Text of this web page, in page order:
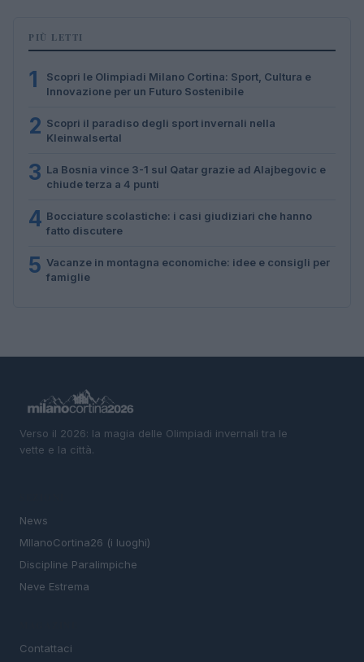
PIÙ LETTI
1
Scopri le Olimpiadi Milano Cortina: Sport, Cultura e
Innovazione per un Futuro Sostenibile
2 Scopri il paradiso degli sport invernali nella
Kleinwalsertal
3 La Bosnia vince 3-1 sul Qatar grazie ad Alajbegovic e
chiude terza a 4 punti
4 Bocciature scolastiche: i casi giudiziari che hanno
fatto discutere
5 Vacanze in montagna economiche: idee e consigli per
famiglie
Verso il 2026: la magia delle Olimpiadi invernali tra le
vette e la città.
News
MIlanoCortina26 (i luoghi)
Discipline Paralimpiche
Neve Estrema
Contattaci